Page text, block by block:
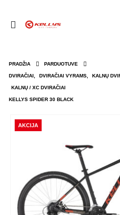
PRADŽIA PARDUOTUVE
DVIRAČIAI, DVIRAČIAI VYRAMS, KALNŲ
KALNŲ / XC DVIRAČIAI
KELLYS SPIDER 30 BLACK
AKCIJA